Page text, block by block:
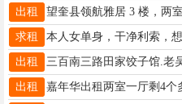
出租
求租
出租
出租